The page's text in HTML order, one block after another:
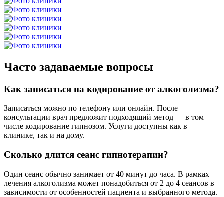
Часто задаваемые вопросы
Как записаться на кодирование от алкоголизма?
Записаться можно по телефону или онлайн. После
консультации врач предложит подходящий метод — в том
числе кодирование гипнозом. Услуги доступны как в
клинике, так и на дому.
Сколько длится сеанс гипнотерапии?
Один сеанс обычно занимает от 40 минут до часа. В рамках
лечения алкоголизма может понадобиться от 2 до 4 сеансов в
зависимости от особенностей пациента и выбранного метода.